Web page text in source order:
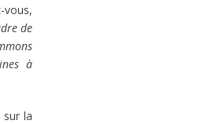
de
à
la